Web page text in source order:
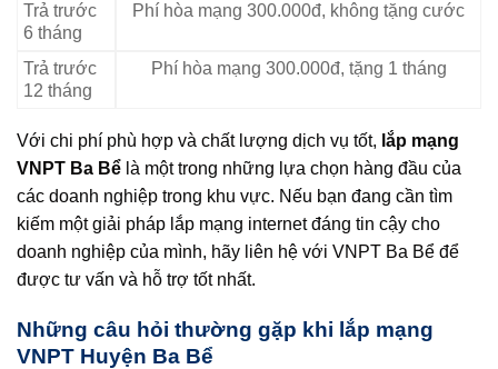
Trả trước
6 tháng
Phí hòa mạng 300.000đ, không tặng cước
Trả trước
12 tháng
Phí hòa mạng 300.000đ, tặng 1 tháng
Với chi phí phù hợp và chất lượng dịch vụ tốt, lắp mạng
VNPT Ba Bể là một trong những lựa chọn hàng đầu của
các doanh nghiệp trong khu vực. Nếu bạn đang cần tìm
kiếm một giải pháp lắp mạng internet đáng tin cậy cho
doanh nghiệp của mình, hãy liên hệ với VNPT Ba Bể để
được tư vấn và hỗ trợ tốt nhất.
Những câu hỏi thường gặp khi lắp mạng
VNPT Huyện Ba Bể